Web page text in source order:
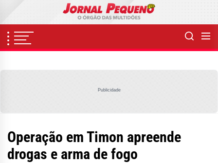
content
Publicidade
Operação em Timon apreende
drogas e arma de fogo